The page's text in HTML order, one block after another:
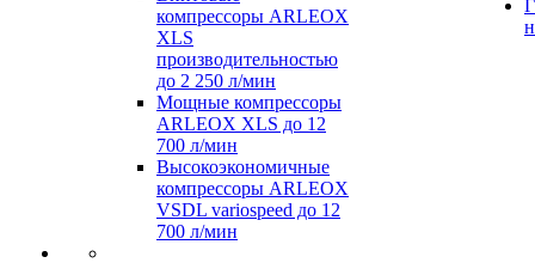
компрессоры ARLEOX
XLS
производительностью
до 2 250 л/мин
Мощные компрессоры
ARLEOX XLS до 12
700 л/мин
Высокоэкономичные
компрессоры ARLEOX
VSDL variospeed до 12
700 л/мин